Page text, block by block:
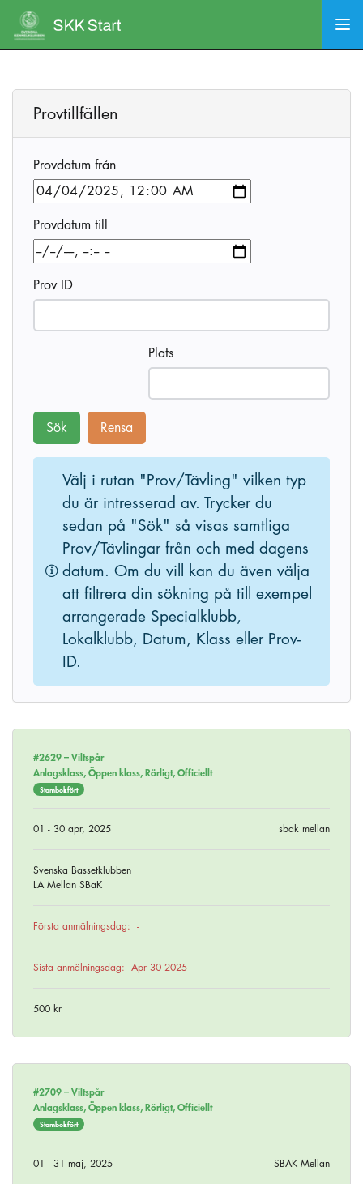
Provtillfällen
Provdatum från
Provdatum till
Prov ID
Plats
Sök Rensa
Välj i rutan "Prov/Tävling" vilken typ
du är intresserad av. Trycker du
sedan på "Sök" så visas samtliga
Prov/Tävlingar från och med dagens
datum. Om du vill kan du även välja
att filtrera din sökning på till exempel
arrangerade Specialklubb,
Lokalklubb, Datum, Klass eller Prov-
ID.
#2629 –Viltspår
Anlagsklass, Öppen klass, Rörligt, Officiellt
Stambokfört
01 - 30 apr, 2025 sbak mellan
Svenska Bassetklubben
LA Mellan SBaK
Första anmälningsdag: -
Sista anmälningsdag: Apr 30 2025
500 kr
#2709 –Viltspår
Anlagsklass, Öppen klass, Rörligt, Officiellt
Stambokfört
01 - 31 maj, 2025 SBAK Mellan